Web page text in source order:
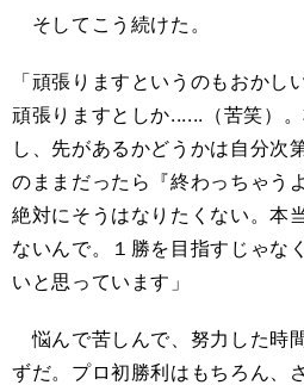
そしてこう続けた。
「頑張りますというのもおかし
頑張りますとしか......（苦笑）
し、先があるかどうかは自分次
のままだったら『終わっちゃう
絶対にそうはなりたくない。本
ないんで。１勝を目指すじゃな
いと思っています」
悩んで苦しんで、努力した時
ずだ。プロ初勝利はもちろん、